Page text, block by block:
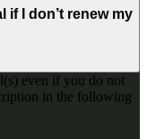
if I don’t renew my
even if you do not
in the following